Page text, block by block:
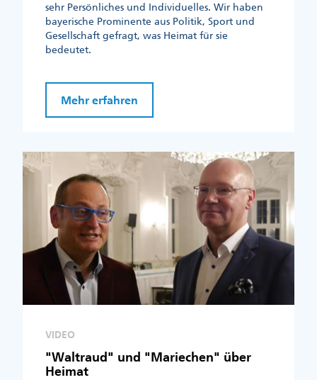
sehr Persönliches und Individuelles. Wir haben
bayerische Prominente aus Politik, Sport und
Gesellschaft gefragt, was Heimat für sie
bedeutet.
Mehr erfahren
VIDEO
"Waltraud" und "Mariechen" über
Heimat